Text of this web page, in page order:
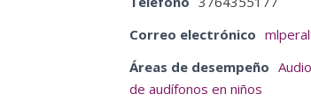
Correo electrónico
Áreas de desempeño
de audífonos en niños